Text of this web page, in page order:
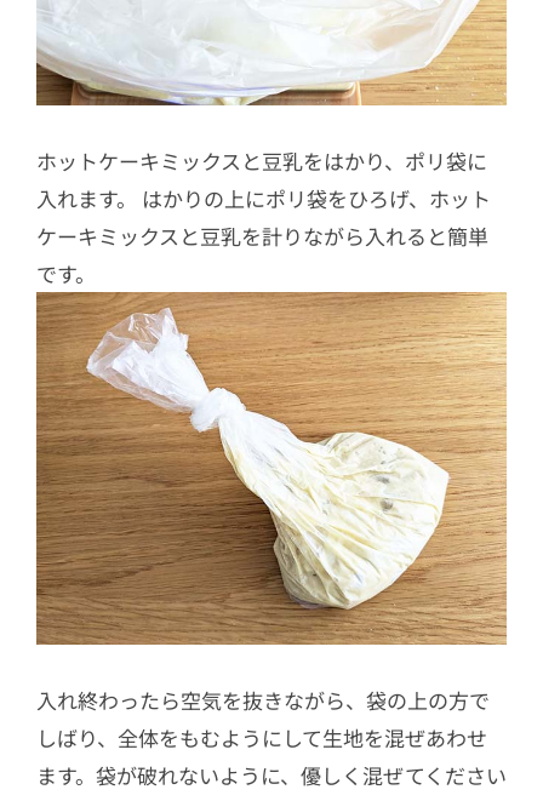
ホットケーキミックスと豆乳をはかり、ポリ袋に
入れます。 はかりの上にポリ袋をひろげ、ホット
ケーキミックスと豆乳を計りながら入れると簡単
です。
入れ終わったら空気を抜きながら、袋の上の方で
しばり、全体をもむようにして生地を混ぜあわせ
ます。袋が破れないように、優しく混ぜてください